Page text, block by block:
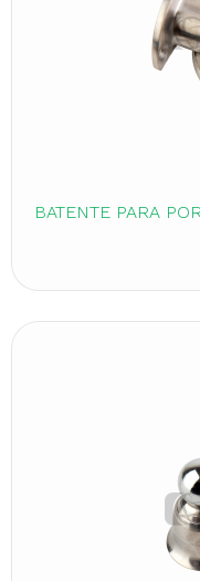
BATENTE PARA